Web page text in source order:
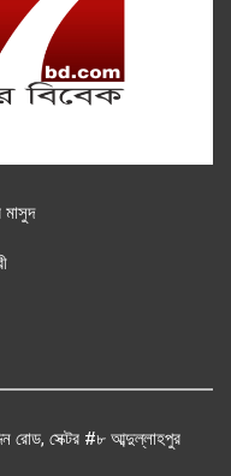
রোড, সেক্টর #৮ আব্দুল্লাহপুর